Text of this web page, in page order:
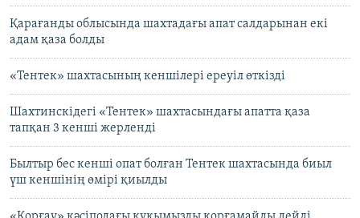
Қарағанды облысында шахтадағы апат салдарынан екі
адам қаза болды
«Тентек» шахтасының кеншілері ереуіл өткізді
Шахтинскідегі «Тентек» шахтасындағы апатта қаза
тапқан 3 кенші жерленді
Былтыр бес кенші опат болған Тентек шахтасында биыл
үш кеншінің өмірі қиылды